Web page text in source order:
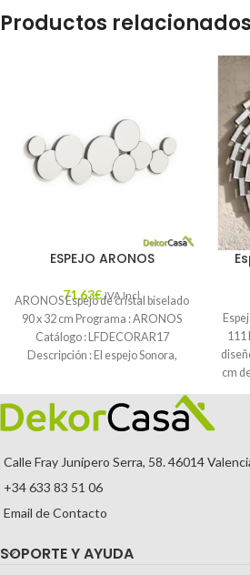
Productos relacionados
ESPEJO ARONOS
71,63€ IVA Incl.
ARONOS Espejo de cristal biselado
90 x 32 cm Programa : ARONOS
Catálogo : LFDECORAR17
Descripción : El espejo Sonora,
111
cm
Calle Fray Junípero Serra, 58. 46014
+34 633 83 51 06
Email de Contacto
SOPORTE Y AYUDA